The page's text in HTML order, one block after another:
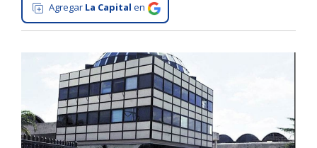
Gastronomía
La
Ciudad
Agregar La Capital en